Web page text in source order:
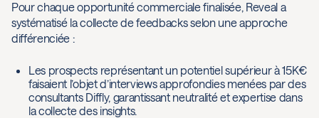
Pour chaque opportunité commerciale finalisée, Reveal a
systématisé la collecte de feedbacks selon une approche
différenciée :
Les prospects représentant un potentiel supérieur à 15K€
faisaient l’objet d’interviews approfondies menées par des
consultants Diffly, garantissant neutralité et expertise dans
la collecte des insights.